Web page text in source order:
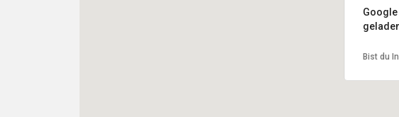
Bist du